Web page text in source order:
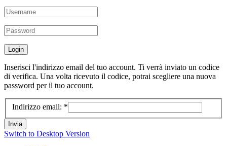
Inserisci l'indirizzo email del tuo account. Ti verrà inviato un codice
di verifica. Una volta ricevuto il codice, potrai scegliere una nuova
password per il tuo account.
Indirizzo email: *
Invia
Switch to Desktop Version